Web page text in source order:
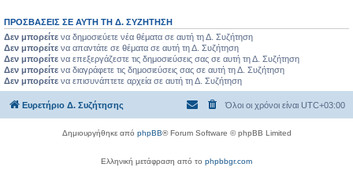
ΠΡΟΣΒΆΣΕΙΣ ΣΕ ΑΥΤΉ ΤΗ Δ. ΣΥΖΉΤΗΣΗ
Δεν μπορείτε να δημοσιεύετε νέα θέματα σε αυτή τη Δ. Συζήτηση
Δεν μπορείτε να απαντάτε σε θέματα σε αυτή τη Δ. Συζήτηση
Δεν μπορείτε να επεξεργάζεστε τις δημοσιεύσεις σας σε αυτή τη Δ. Συζήτηση
Δεν μπορείτε να διαγράφετε τις δημοσιεύσεις σας σε αυτή τη Δ. Συζήτηση
Δεν μπορείτε να επισυνάπτετε αρχεία σε αυτή τη Δ. Συζήτηση
Ευρετήριο Δ. Συζήτησης Όλοι οι χρόνοι είναι UTC+03:00
Δημιουργήθηκε από phpBB® Forum Software © phpBB Limited
Ελληνική μετάφραση από το phpbbgr.com